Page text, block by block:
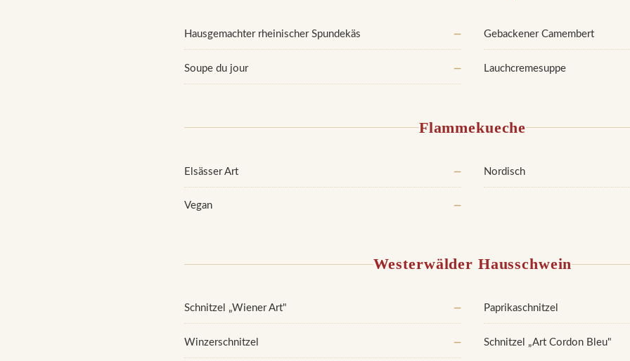
Hausgemachter rheinischer Spundekäs — Gebackener Camembert
Soupe du jour — Lauchcremesuppe
Flammekueche
Elsässer Art — Nordisch
Vegan —
Westerwälder Hausschwein
Schnitzel „Wiener Art" — Paprikaschnitzel
Winzerschnitzel — Schnitzel „Art Cordon Bleu"